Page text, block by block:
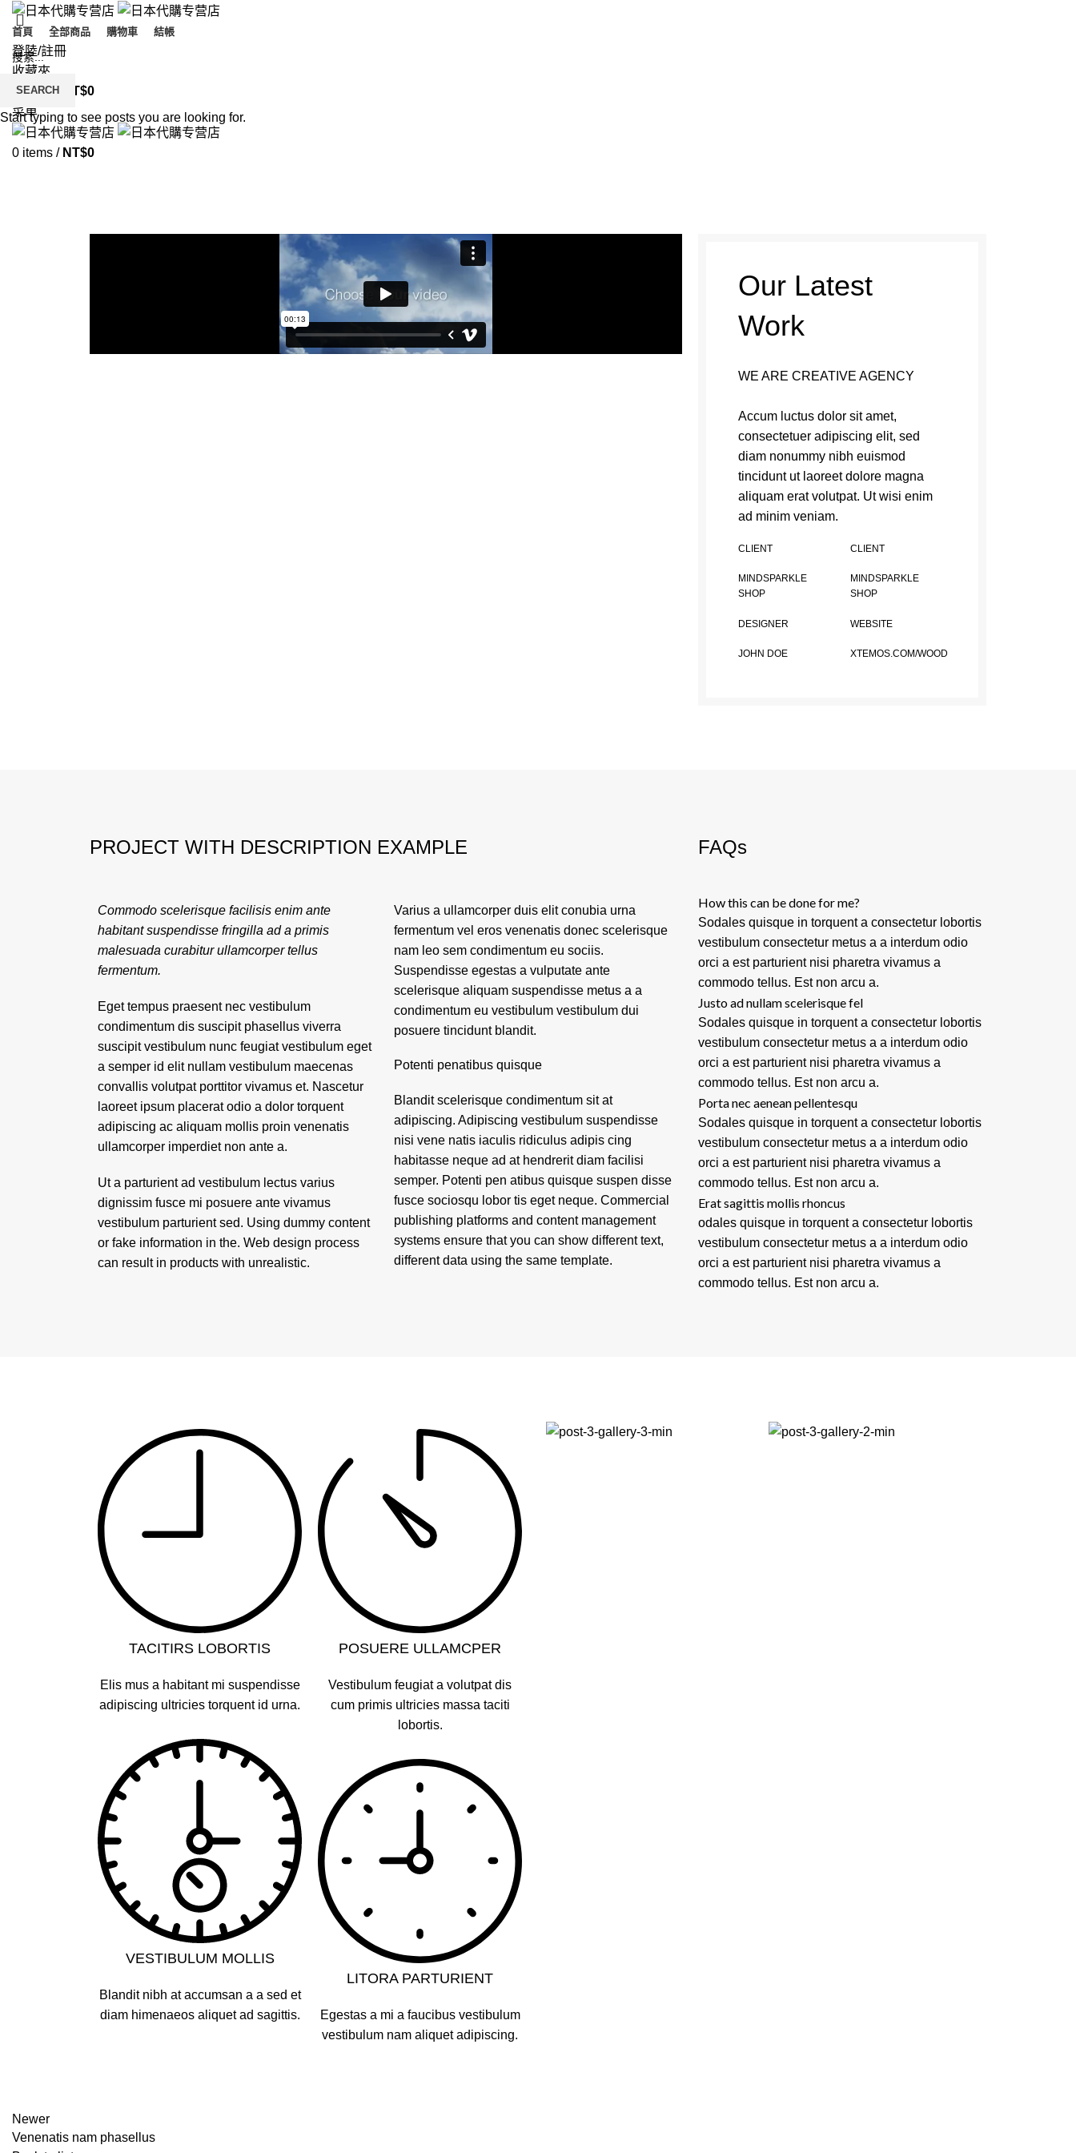
首頁 全部商品 購物車 結帳
登陸/註冊
收藏夾
0items / NT$0
菜單
0 items / NT$0
Our Latest
Work
WE ARE CREATIVE AGENCY
Accum luctus dolor sit amet,
consectetuer adipiscing elit, sed
diam nonummy nibh euismod
tincidunt ut laoreet dolore magna
aliquam erat volutpat. Ut wisi enim
ad minim veniam.
CLIENT
MINDSPARKLE
SHOP
CLIENT
MINDSPARKLE
SHOP
DESIGNER
JOHN DOE
WEBSITE
XTEMOS.COM/WOOD
PROJECT WITH DESCRIPTION EXAMPLE
Commodo scelerisque facilisis enim ante
habitant suspendisse fringilla ad a primis
malesuada curabitur ullamcorper tellus
fermentum.
Eget tempus praesent nec vestibulum
condimentum dis suscipit phasellus viverra
suscipit vestibulum nunc feugiat vestibulum eget
a semper id elit nullam vestibulum maecenas
convallis volutpat porttitor vivamus et. Nascetur
laoreet ipsum placerat odio a dolor torquent
adipiscing ac aliquam mollis proin venenatis
ullamcorper imperdiet non ante a.
Ut a parturient ad vestibulum lectus varius
dignissim fusce mi posuere ante vivamus
vestibulum parturient sed. Using dummy content
or fake information in the. Web design process
can result in products with unrealistic.
Varius a ullamcorper duis elit conubia urna
fermentum vel eros venenatis donec scelerisque
nam leo sem condimentum eu sociis.
Suspendisse egestas a vulputate ante
scelerisque aliquam suspendisse metus a a
condimentum eu vestibulum vestibulum dui
posuere tincidunt blandit.
Potenti penatibus quisque
Blandit scelerisque condimentum sit at
adipiscing. Adipiscing vestibulum suspendisse
nisi vene natis iaculis ridiculus adipis cing
habitasse neque ad at hendrerit diam facilisi
semper. Potenti pen atibus quisque suspen disse
fusce sociosqu lobor tis eget neque. Commercial
publishing platforms and content management
systems ensure that you can show different text,
different data using the same template.
FAQs
How this can be done for me?
Sodales quisque in torquent a consectetur lobortis
vestibulum consectetur metus a a interdum odio
orci a est parturient nisi pharetra vivamus a
commodo tellus. Est non arcu a.
Justo ad nullam scelerisque fel
Sodales quisque in torquent a consectetur lobortis
vestibulum consectetur metus a a interdum odio
orci a est parturient nisi pharetra vivamus a
commodo tellus. Est non arcu a.
Porta nec aenean pellentesqu
Sodales quisque in torquent a consectetur lobortis
vestibulum consectetur metus a a interdum odio
orci a est parturient nisi pharetra vivamus a
commodo tellus. Est non arcu a.
Erat sagittis mollis rhoncus
odales quisque in torquent a consectetur lobortis
vestibulum consectetur metus a a interdum odio
orci a est parturient nisi pharetra vivamus a
commodo tellus. Est non arcu a.
TACITIRS LOBORTIS
Elis mus a habitant mi suspendisse
adipiscing ultricies torquent id urna.
VESTIBULUM MOLLIS
Blandit nibh at accumsan a a sed et
diam himenaeos aliquet ad sagittis.
POSUERE ULLAMCPER
Vestibulum feugiat a volutpat dis
cum primis ultricies massa taciti
lobortis.
LITORA PARTURIENT
Egestas a mi a faucibus vestibulum
vestibulum nam aliquet adipiscing.
Newer
Venenatis nam phasellus
SEARCH
Start typing to see posts you are looking for.